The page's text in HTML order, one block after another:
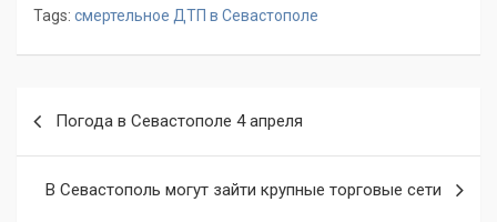
Tags: смертельное ДТП в Севастополе
записям
Погода в Севастополе 4 апреля
В Севастополь могут зайти крупные торговые сети